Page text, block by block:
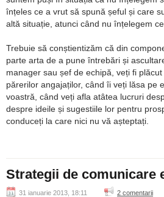
înțeles ce a vrut să spună șeful și care
altă situație, atunci când nu înțelegem
Trebuie să conștientizăm că din
parte arta de a pune întrebări și
manager sau șef de echipă, veți fi
părerilor angajaților, când îi veți lăsa pe
voastră, când veți afla atâtea lucruri
despre ideile și sugestiile lor pentru
conduceți la care nici nu vă așteptați.
Strategii de comunicare
31 ianuarie 2013, 18:11
2 comentarii